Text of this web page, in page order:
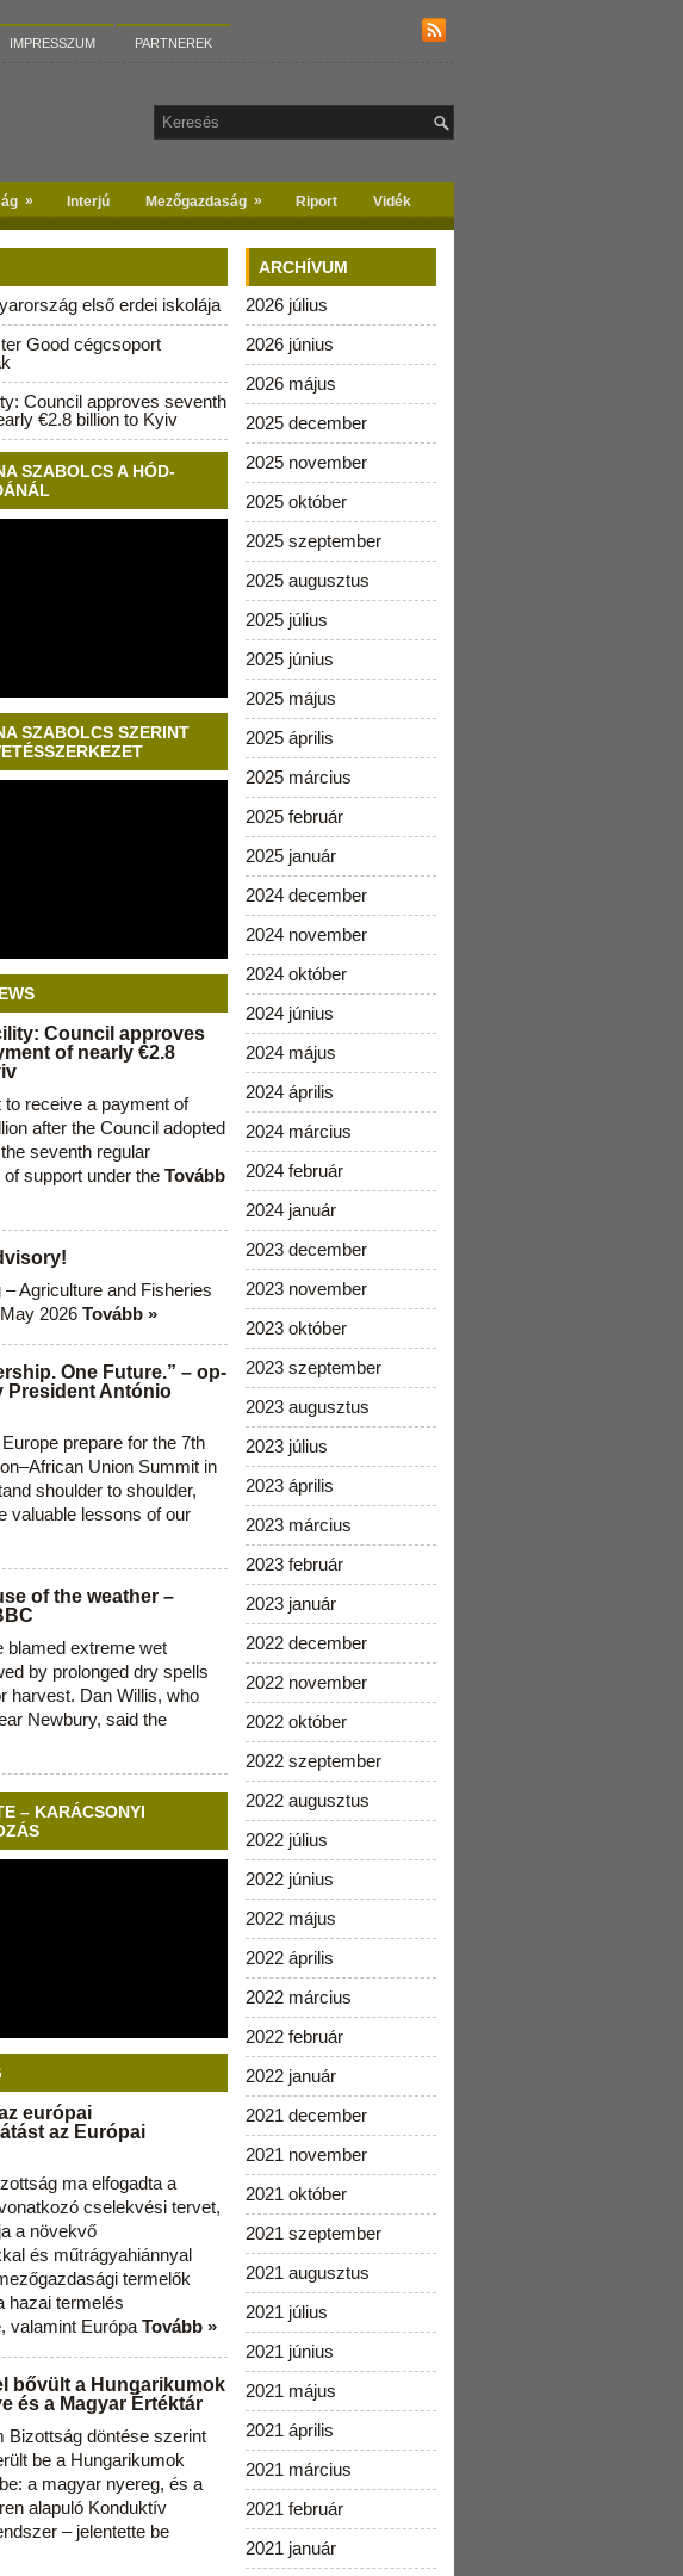
IMPRESSZUM PARTNEREK
» Interjú Mezőgazdaság » Riport Vidék
első erdei iskolája
Good cégcsoport
Council approves seventh
€2.8 billion to Kyiv
SZABOLCS A HÓD-
SZABOLCS SZERINT
Council approves
of nearly €2.8
to receive a payment of
after the Council adopted
seventh regular
support under the Tovább
Agriculture and Fisheries
2026 Tovább »
One Future.” – op-
President António
prepare for the 7th
Union Summit in
shoulder to shoulder,
valuable lessons of our
of the weather –
blamed extreme wet
by prolonged dry spells
harvest. Dan Willis, who
Newbury, said the
– KARÁCSONYI
európai
az Európai
ma elfogadta a
cselekvési tervet,
a növekvő
és műtrágyahiánnyal
termelők
hazai termelés
valamint Európa Tovább »
bővült a Hungarikumok
és a Magyar Értéktár
Bizottság döntése szerint
be a Hungarikumok
a magyar nyereg, és a
alapuló Konduktív
– jelentette be
ARCHÍVUM
2026 július
2026 június
2026 május
2025 december
2025 november
2025 október
2025 szeptember
2025 augusztus
2025 július
2025 június
2025 május
2025 április
2025 március
2025 február
2025 január
2024 december
2024 november
2024 október
2024 június
2024 május
2024 április
2024 március
2024 február
2024 január
2023 december
2023 november
2023 október
2023 szeptember
2023 augusztus
2023 július
2023 április
2023 március
2023 február
2023 január
2022 december
2022 november
2022 október
2022 szeptember
2022 augusztus
2022 július
2022 június
2022 május
2022 április
2022 március
2022 február
2022 január
2021 december
2021 november
2021 október
2021 szeptember
2021 augusztus
2021 július
2021 június
2021 május
2021 április
2021 március
2021 február
2021 január